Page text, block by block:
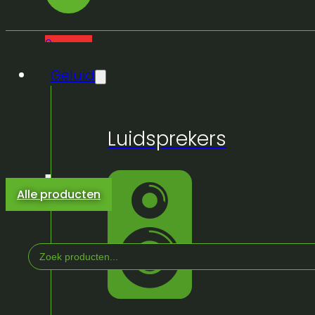
0
Geluid
Luidsprekers
Alle producten
Search
...
/ Winkel/Truss & Podium